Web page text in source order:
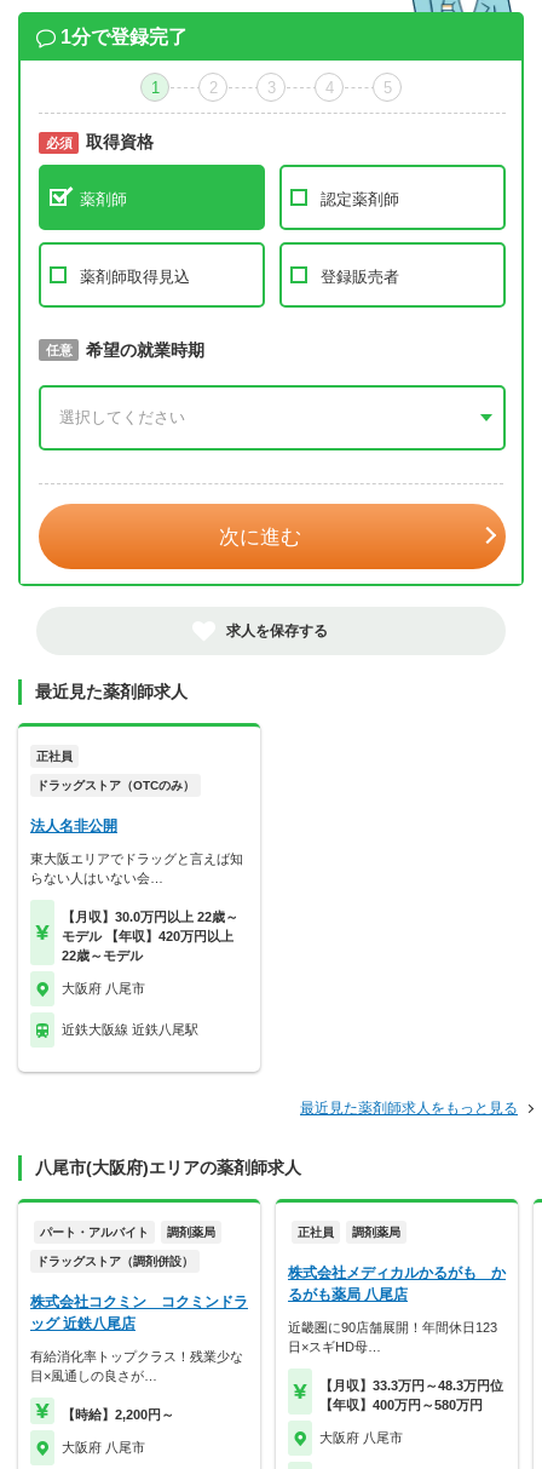
1分で登録完了
1 2 3 4 5
必須 取得資格
薬剤師 認定薬剤師
薬剤師取得見込 登録販売者
必須 取得予定年
任意 希望の就業時期
次に進む
求人を保存する
最近見た薬剤師求人
正社員
ドラッグストア（OTCのみ）
法人名非公開
東大阪エリアでドラッグと言えば知
らない人はいない会…
【月収】30.0万円以上 22歳～
モデル 【年収】420万円以上
22歳～モデル
大阪府 八尾市
近鉄大阪線 近鉄八尾駅
最近見た薬剤師求人をもっと見る
八尾市(大阪府)エリアの薬剤師求人
パート・アルバイト 調剤薬局
ドラッグストア（調剤併設）
株式会社コクミン コクミンドラ
ッグ 近鉄八尾店
有給消化率トップクラス！残業少な
目×風通しの良さが…
【時給】2,200円～
大阪府 八尾市
正社員 調剤薬局
株式会社メディカルかるがも か
るがも薬局 八尾店
近畿圏に90店舗展開！年間休日123
日×スギHD母…
【月収】33.3万円～48.3万円位
【年収】400万円～580万円
大阪府 八尾市